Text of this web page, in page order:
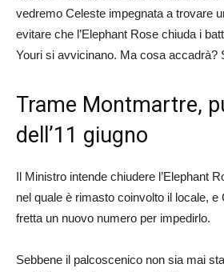
vedremo Celeste impegnata a trovare
evitare che l’Elephant Rose chiuda i
Youri si avvicinano. Ma cosa accadrà?
Trame Montmartre,
dell’11 giugno
Il Ministro intende chiudere l’Elephant
nel quale è rimasto coinvolto il locale,
fretta un nuovo numero per impedirlo.
Sebbene il palcoscenico non sia mai